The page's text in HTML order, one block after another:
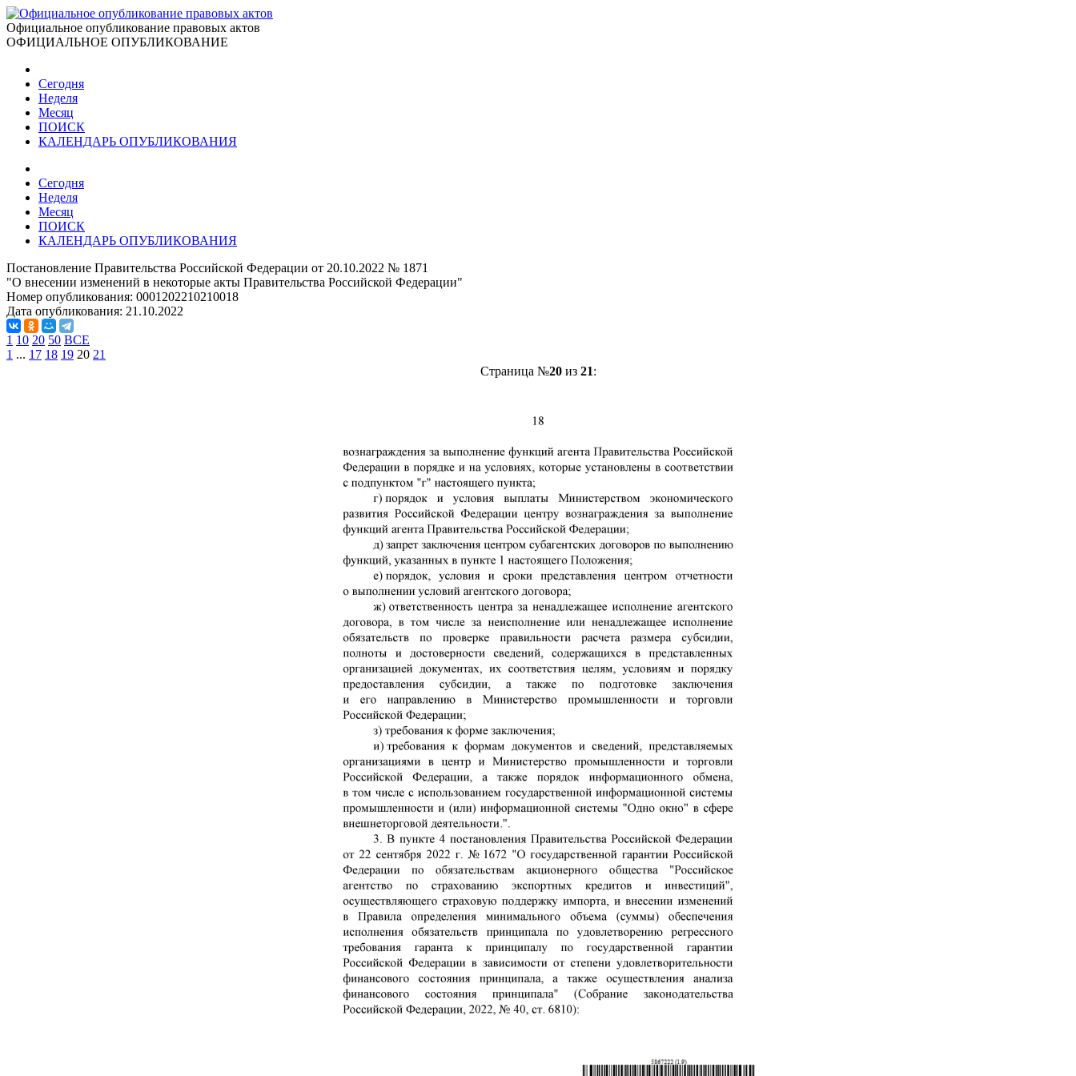
Официальное опубликование правовых актов
ОФИЦИАЛЬНОЕ ОПУБЛИКОВАНИЕ
Сегодня
Неделя
Месяц
ПОИСК
КАЛЕНДАРЬ ОПУБЛИКОВАНИЯ
Сегодня
Неделя
Месяц
ПОИСК
КАЛЕНДАРЬ ОПУБЛИКОВАНИЯ
Постановление Правительства Российской Федерации от 20.10.2022 № 1871
"О внесении изменений в некоторые акты Правительства Российской Федерации"
Номер опубликования: 0001202210210018
Дата опубликования: 21.10.2022
1 10 20 50 ВСЕ
1 ... 17 18 19 20 21
Страница №20из 21: